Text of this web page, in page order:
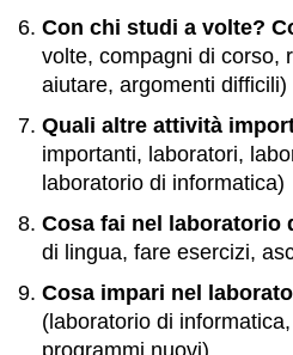
Con chi studi a volte?
volte, compagni di corso,
aiutare, argomenti difficili)
Quali altre attività
importanti, laboratori,
laboratorio di informatica)
Cosa fai nel laboratorio
di lingua, fare esercizi,
Cosa impari nel
(laboratorio di
programmi nuovi)